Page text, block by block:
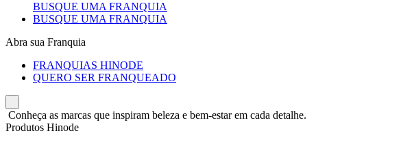
BUSQUE UMA FRANQUIA
BUSQUE UMA FRANQUIA
Abra sua Franquia
FRANQUIAS HINODE
QUERO SER FRANQUEADO
Conheça as marcas que inspiram beleza e bem-estar em cada detalhe.
Produtos Hinode